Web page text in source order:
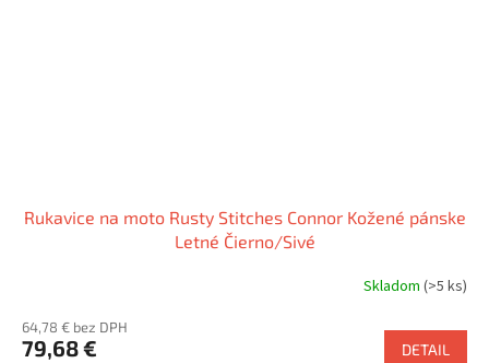
Rukavice na moto Rusty Stitches Connor Kožené pánske
Letné Čierno/Sivé
Skladom (>5 ks)
64,78 € bez DPH
79,68 € DETAIL